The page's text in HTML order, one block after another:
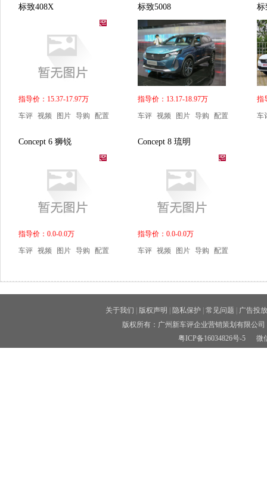
标致408X
指导价：15.37-17.97万
车评 视频 图片 导购 配置
标致5008
指导价：13.17-18.97万
车评 视频 图片 导购 配置
标
指
车
Concept 6 狮锐
指导价：0.0-0.0万
车评 视频 图片 导购 配置
Concept 8 琉明
指导价：0.0-0.0万
车评 视频 图片 导购 配置
关于我们 版权声明 隐私保护 常见问题
广告投放
版权所有：广州新车评企业营销策划有限公
粤ICP备16034826号-5微信